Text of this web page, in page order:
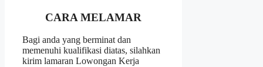
CARA MELAMAR
Bagi anda yang berminat dan
memenuhi kualifikasi diatas, silahkan
kirim lamaran Lowongan Kerja